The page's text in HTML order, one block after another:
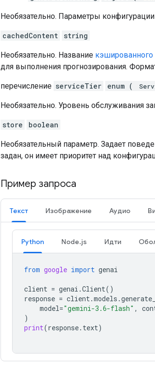
Необязательно. Параметры
cachedContent string
Необязательно. Название кэшированного
для выполнения прогнозирования.
перечисление serviceTier enum (
Необязательно. Уровень обслуживания
store boolean
Необязательный параметр. Задает
задан, он имеет приоритет над
Пример запроса
Текст Изображение Аудио
Python Node.js Идти
from google import genai
client = genai .Client()
response = client.models .
model="gemini-3.6-flash" ,
)
print(response. text)